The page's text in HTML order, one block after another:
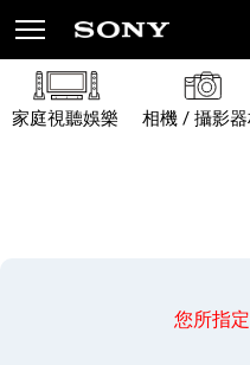
家庭視聽娛樂 相機 / 攝影
您所指